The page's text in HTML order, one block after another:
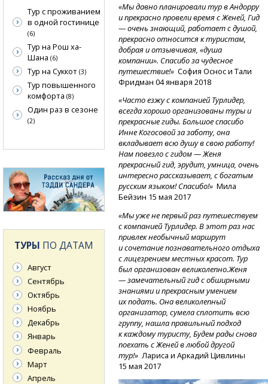
«Мы давно планировали тур в Андорру
и прекрасно провели время с Женей, Гид
— очень знающий, работает с душой,
прекрасно относится к туристам,
добрая и отзывчивая, «душа
компании». Спасибо за чудесное
путешествие!» София Оснос и Тали
Фридман 04 января 2018
«Часто езжу с компанией Турлидер,
всегда хорошо организованы туры и
прекрасные гиды. Большое спасибо
Инне Когосовой за заботу, она
вкладывает всю душу в свою работу!
Нам повезло с гидом — Женя
прекрасный гид, эрудит, умница, очень
интересно рассказывает, с богатым
русским языком! Спасибо!» Мила
Бейзин 15 мая 2017
«Мы уже не первый раз путешествуем
с компанией Турлидер. В этот раз нас
привлек необычный маршрут
и сочетание познавательного отдыха
с лицезрением местных красот. Тур
был организован великолепно.Женя
— замечательный гид с обширными
знаниями и прекрасным умением
их подать. Она великолепный
организатор, сумела сплотить всю
группу, нашла правильный подход
к каждому туристу, Будем рады снова
поехать с Женей в любой другой
тур!» Лариса и Аркадий Цивлины
15 мая 2017
Тур с проживанием
в одной гостинице
(6)
Тур на Рош ха-
Шана (6)
Тур на Суккот (3)
Тур повышенного
комфорта (8)
Один раз в сезоне
(2)
ТУРЫ ПО ДАТАМ
Август
Сентябрь
Октябрь
Ноябрь
Декабрь
Январь
Февраль
Март
Апрель